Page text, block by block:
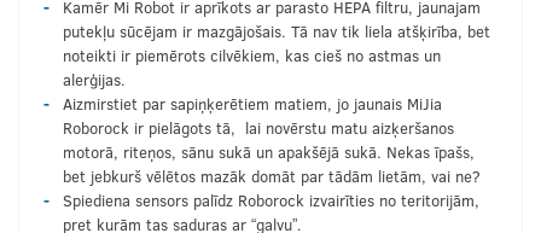
Kamēr Mi Robot ir aprīkots ar parasto HEPA filtru, jaunajam
putekļu sūcējam ir mazgājošais. Tā nav tik liela atšķirība, bet
noteikti ir piemērots cilvēkiem, kas cieš no astmas un
alerģijas.
Aizmirstiet par sapiņķerētiem matiem, jo jaunais MiJia
Roborock ir pielāgots tā, lai novērstu matu aizķeršanos
motorā, riteņos, sānu sukā un apakšējā sukā. Nekas īpašs,
bet jebkurš vēlētos mazāk domāt par tādām lietām, vai ne?
Spiediena sensors palīdz Roborock izvairīties no teritorijām,
pret kurām tas saduras ar “galvu”.